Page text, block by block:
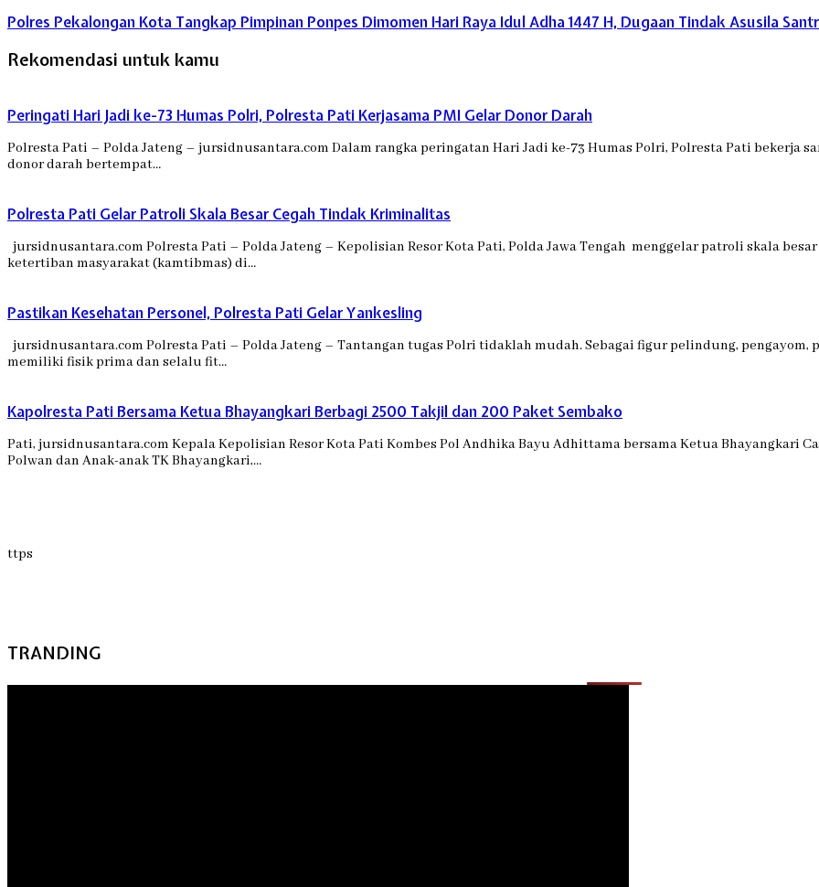
Polres Pekalongan Kota Tangkap Pimpinan Ponpes Dimomen Hari Raya Idul Adha 1447 H, Dugaan Tindak Asusila
Rekomendasi untuk kamu
Peringati Hari Jadi ke-73 Humas Polri, Polresta Pati Kerjasama PMI Gelar Donor Darah
Polresta Pati – Polda Jateng – jursidnusantara.com Dalam rangka peringatan Hari Jadi ke-73 Humas Polri, Polresta Pati bekerja
donor darah bertempat…
Polresta Pati Gelar Patroli Skala Besar Cegah Tindak Kriminalitas
jursidnusantara.com Polresta Pati – Polda Jateng – Kepolisian Resor Kota Pati, Polda Jawa Tengah menggelar patroli skala
ketertiban masyarakat (kamtibmas) di…
Pastikan Kesehatan Personel, Polresta Pati Gelar Yankesling
jursidnusantara.com Polresta Pati – Polda Jateng – Tantangan tugas Polri tidaklah mudah. Sebagai figur pelindung,
memiliki fisik prima dan selalu fit…
Kapolresta Pati Bersama Ketua Bhayangkari Berbagi 2500 Takjil dan 200 Paket Sembako
Pati, jursidnusantara.com Kepala Kepolisian Resor Kota Pati Kombes Pol Andhika Bayu Adhittama bersama Ketua Bhayangkari
Polwan dan Anak-anak TK Bhayangkari,…
ttps
TRANDING